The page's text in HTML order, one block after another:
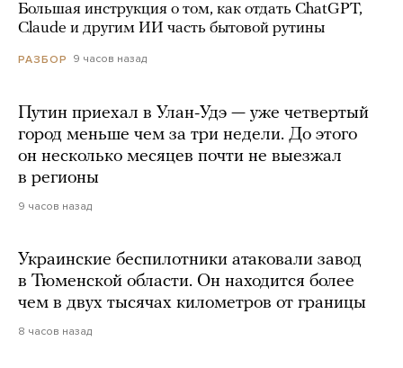
Большая инструкция о том, как отдать ChatGPT,
Claude и другим ИИ часть бытовой рутины
РАЗБОР 9 часов назад
Путин приехал в Улан-Удэ — уже четвертый
город меньше чем за три недели. До этого
он несколько месяцев почти не выезжал
в регионы
9 часов назад
Украинские беспилотники атаковали завод
в Тюменской области. Он находится более
чем в двух тысячах километров от границы
8 часов назад